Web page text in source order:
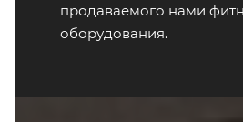
продаваемого нами
оборудования.